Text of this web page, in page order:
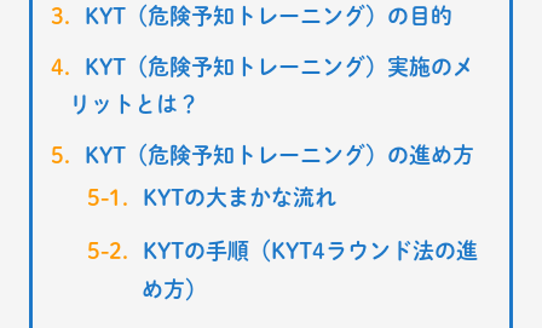
KYT（危険予知トレーニング）の目的
KYT（危険予知トレーニング）実施のメ
リットとは？
KYT（危険予知トレーニング）の進め方
KYTの大まかな流れ
KYTの手順（KYT4ラウンド法の進
め方）